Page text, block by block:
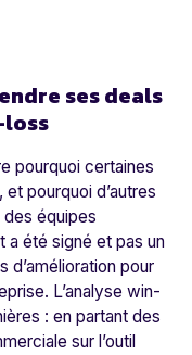
ses deals
loss
pourquoi certaines
pourquoi d’autres
des équipes
a été signé et pas un
pour
L’analyse win-
: en partant des
sur l’outil